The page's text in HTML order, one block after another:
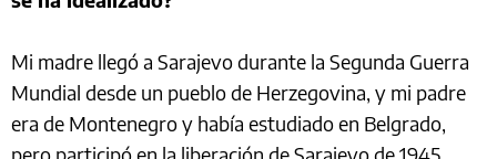
Mi madre llegó a Sarajevo durante la Segunda Guerra
Mundial desde un pueblo de Herzegovina, y mi padre
era de Montenegro y había estudiado en Belgrado,
pero participó en la liberación de Sarajevo de 1945